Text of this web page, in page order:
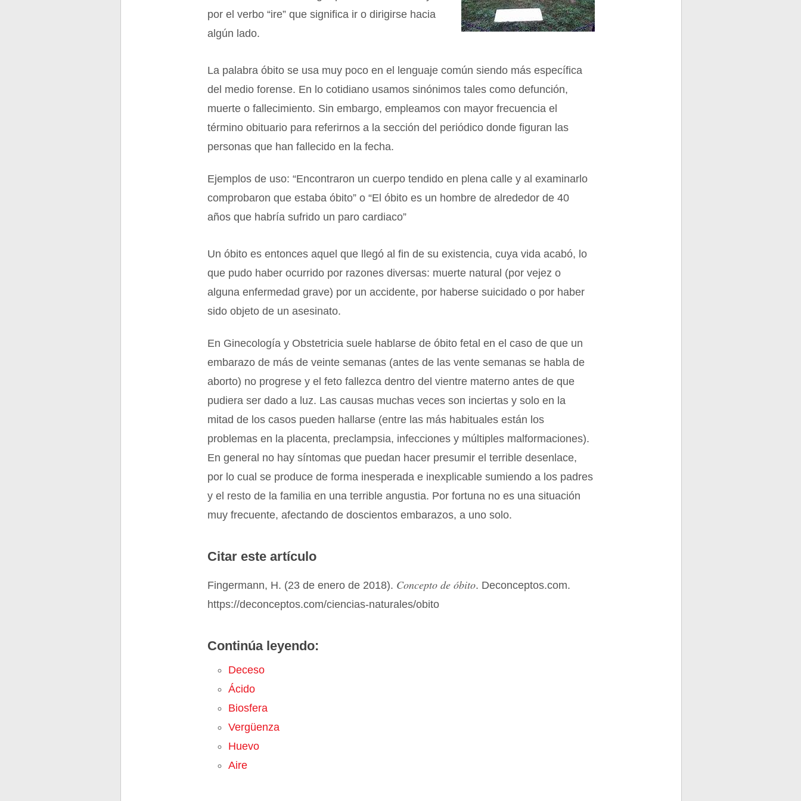
por el verbo “ire” que significa ir o dirigirse hacia
algún lado.
La palabra óbito se usa muy poco en el lenguaje común siendo más específica
del medio forense. En lo cotidiano usamos sinónimos tales como defunción,
muerte o fallecimiento. Sin embargo, empleamos con mayor frecuencia el
término obituario para referirnos a la sección del periódico donde figuran las
personas que han fallecido en la fecha.
Ejemplos de uso: “Encontraron un cuerpo tendido en plena calle y al examinarlo
comprobaron que estaba óbito” o “El óbito es un hombre de alrededor de 40
años que habría sufrido un paro cardiaco”
Un óbito es entonces aquel que llegó al fin de su existencia, cuya vida acabó, lo
que pudo haber ocurrido por razones diversas: muerte natural (por vejez o
alguna enfermedad grave) por un accidente, por haberse suicidado o por haber
sido objeto de un asesinato.
En Ginecología y Obstetricia suele hablarse de óbito fetal en el caso de que un
embarazo de más de veinte semanas (antes de las vente semanas se habla de
aborto) no progrese y el feto fallezca dentro del vientre materno antes de que
pudiera ser dado a luz. Las causas muchas veces son inciertas y solo en la
mitad de los casos pueden hallarse (entre las más habituales están los
problemas en la placenta, preclampsia, infecciones y múltiples malformaciones).
En general no hay síntomas que puedan hacer presumir el terrible desenlace,
por lo cual se produce de forma inesperada e inexplicable sumiendo a los padres
y el resto de la familia en una terrible angustia. Por fortuna no es una situación
muy frecuente, afectando de doscientos embarazos, a uno solo.
Citar este artículo
Fingermann, H. (23 de enero de 2018). Concepto de óbito. Deconceptos.com.
https://deconceptos.com/ciencias-naturales/obito
Continúa leyendo:
Deceso
Ácido
Biosfera
Vergüenza
Huevo
Aire